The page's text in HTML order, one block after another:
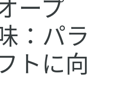
ープ
：パラ
トに向